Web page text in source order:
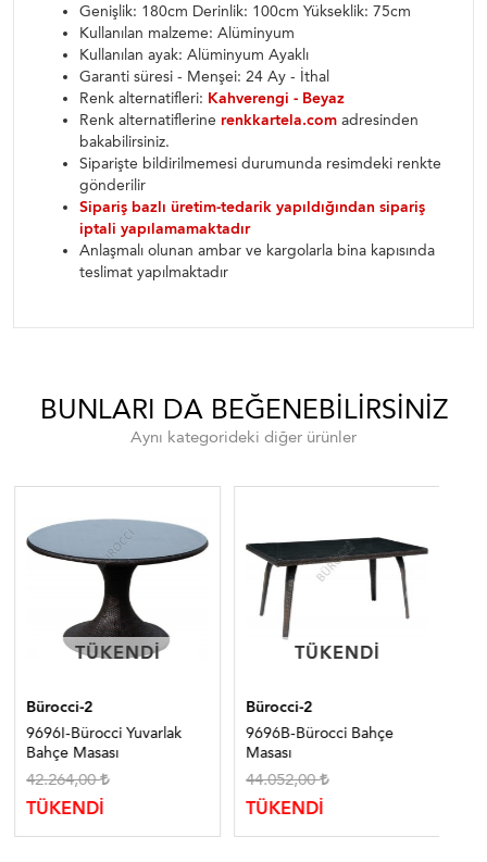
Genişlik: 180cm Derinlik: 100cm Yükseklik: 75cm
Kullanılan malzeme: Alüminyum
Kullanılan ayak: Alüminyum Ayaklı
Garanti süresi - Menşei: 24 Ay - İthal
Renk alternatifleri: Kahverengi - Beyaz
Renk alternatiflerine renkkartela.com adresinden
bakabilirsiniz.
Siparişte bildirilmemesi durumunda resimdeki renkte
gönderilir
Sipariş bazlı üretim-tedarik yapıldığından sipariş
iptali yapılamamaktadır
Anlaşmalı olunan ambar ve kargolarla bina kapısında
teslimat yapılmaktadır
BUNLARI DA BEĞENEBILIRSINIZ
Aynı kategorideki diğer ürünler
TÜKENDI
TÜKENDI
Bürocci-2
9696I-Bürocci Yuvarlak
Bahçe Masası
42.264,00
TÜKENDİ
TÜKENDI
TÜKENDI
Bürocci-2
9696B-Bürocci Bahçe
Masası
44.052,00
TÜKENDİ